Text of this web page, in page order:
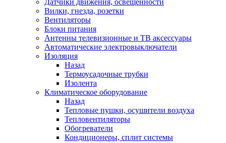
Датчики движения, освещённости
Вилки, гнезда, розетки
Вентиляторы
Блоки питания
Антенны телевизионные и ТВ аксессуары
Автоматические электровыключатели
Изоляция
Назад
Термоусадочные трубки
Изолента
Климатическое оборудование
Назад
Тепловые пушки, осушители воздуха
Тепловентиляторы
Обогреватели
Кондиционеры, сплит системы